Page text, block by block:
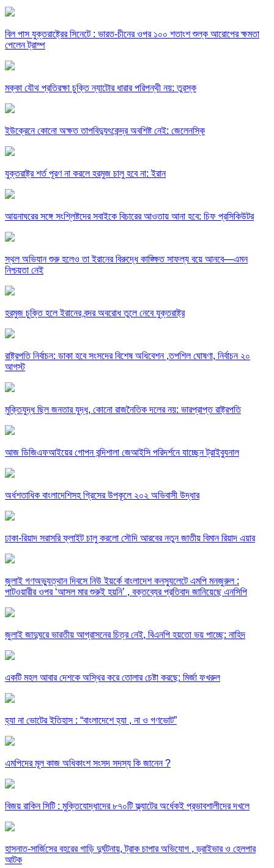
বিল পাস যুক্তরাষ্ট্রের সিনেটে : ভারত-চীনের ওপর ১০০ শতাংশ শুল্ক আরোপের ক্ষমতা
পেলেন ট্রাম্প
মক্কা যৌথ প্রতিরক্ষা চুক্তি ন্যাটোর ধারার পরিপন্থী নয়: তুরস্ক
ইউক্রেনে কোনো অক্ষত তাপবিদ্যুৎকেন্দ্র অবশিষ্ট নেই: জেলেনস্কি
যুক্তরাষ্ট্র শর্ত পূরণ না করলে হরমুজ চালু হবে না: ইরান
আয়নাঘরের সঙ্গে সংশ্লিষ্টদের সবাইকে বিচারের আওতায় আনা হবে: চিফ প্রসিকিউটর
স্থল অভিযান শুরু হলেও তা ইরানের বিরুদ্ধে কাঙ্ক্ষিত সাফল্য বয়ে আনবে—এমন
নিশ্চয়তা নেই
হরমুজ চুক্তি হলে ইরানের বন্দর অবরোধ তুলে নেবে যুক্তরাষ্ট্র
রাষ্ট্রপতি নির্বাচন: ডাকা হবে সংসদের বিশেষ অধিবেশন ,তপশিল ঘোষণা, নির্বাচন ২০
আগস্ট
মুক্তিযুদ্ধ ছিল জনতার যুদ্ধ, কোনো রাজনৈতিক দলের নয়: ভারপ্রাপ্ত রাষ্ট্রপতি
আজ ডিজিএফআইয়ের গোপন বন্দিশালা জেআইসি পরিদর্শনে যাচ্ছেন ট্রাইব্যুনাল
অর্ধশতাধিক বাংলাদেশিসহ গ্রিসের উপকূলে ২০২ অভিবাসী উদ্ধার
ঢাকা-রিয়াদ সরাসরি ফ্লাইট চালু করলো সৌদি আরবের নতুন জাতীয় বিমান রিয়াদ এয়ার
জুলাই গণঅভ্যুত্থান দিবসে নিউ ইয়র্কে বাংলাদেশ কনস্যুলেটে এমপি মনজুরুল :
পাটওয়ারীর ওপর ‘আসল মার শুরুই হয়নি’ , বক্তব্যের প্রতিবাদ জানিয়েছে এনসিপি
জুলাই জাদুঘরে ভারতীয় আগ্রাসনের চিত্র নেই, বিএনপি হয়তো ভয় পাচ্ছে: নাহিদ
একটি মহল আবার দেশকে অস্থির করে তোলার চেষ্টা করছে: মির্জা ফখরুল
হ্যা না ভোটের ইতিহাস : “বাংলাদেশে হ্যা , না ও গণভোট”
এমপিদের মূল কাজ অধিকাংশ সংসদ সদস্য কি জানেন ?
বিজয় রাকিন সিটি : মুক্তিযোদ্ধাদের ৮৭০টি ফ্ল্যাটের অর্ধেকই প্রভাবশালীদের দখলে
হাসনাত-সার্জিসের বহরের গাড়ি দুর্ঘটনায়, ট্রাক চাপার অভিযোগ , ড্রাইভার ও হেলপার
আটক